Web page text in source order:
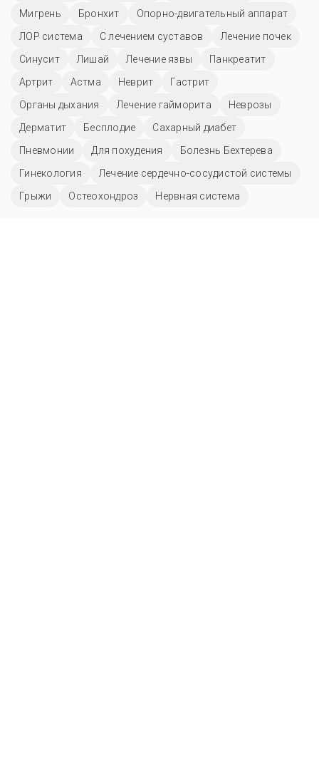
Мигрень
Бронхит
Опорно-двигательный аппарат
ЛОР система
С лечением суставов
Лечение почек
Синусит
Лишай Лечение язвы
Панкреатит
Артрит
Астма Неврит
Гастрит
Органы дыхания
Лечение гайморита
Неврозы
Дерматит
Бесплодие
Сахарный диабет
Пневмонии
Для похудения
Болезнь Бехтерева
Гинекология
Лечение сердечно-сосудистой системы
Грыжи
Остеохондроз Нервная система